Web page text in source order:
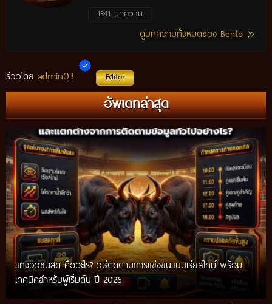
1341 บทความ
ดูบทความทั้งหมดของ Bento
รีวิวโดย admin03 Editor
อัพเดทล่าสุด
แทงวัวชนสด คืออะไร? วิธีติดตามการแข่งขันแบบเรียลไทม์ พร้อม
เทคนิคสำหรับผู้เริ่มต้น ปี 2026